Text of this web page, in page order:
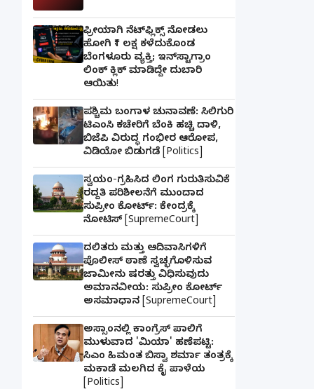
ಫ್ರೀಯಾಗಿ ನೆಟ್‌ಫ್ಲಿಕ್ಸ್ ನೋಡಲು
ಹೋಗಿ ₹1 ಲಕ್ಷ ಕಳೆದುಕೊಂಡ
ಬೆಂಗಳೂರು ವ್ಯಕ್ತಿ; ಇನ್‌ಸ್ಟಾಗ್ರಾಂ
ಲಿಂಕ್ ಕ್ಲಿಕ್ ಮಾಡಿದ್ದೇ ದುಬಾರಿ
ಆಯಿತು!
ಪಶ್ಚಿಮ ಬಂಗಾಳ ಚುನಾವಣೆ: ಸಿಲಿಗುರಿ
ಟಿಎಂಸಿ ಕಚೇರಿಗೆ ಬೆಂಕಿ ಹಚ್ಚಿ ದಾಳಿ,
ಬಿಜೆಪಿ ವಿರುದ್ಧ ಗಂಭೀರ ಆರೋಪ,
ವಿಡಿಯೋ ಬಿಡುಗಡೆ [Politics]
ಸ್ವಯಂ-ಗ್ರಹಿಸಿದ ಲಿಂಗ ಗುರುತಿಸುವಿಕೆ
ರದ್ದತಿ ಪರಿಶೀಲನೆಗೆ ಮುಂದಾದ
ಸುಪ್ರೀಂ ಕೋರ್ಟ್: ಕೇಂದ್ರಕ್ಕೆ
ನೋಟಿಸ್ [SupremeCourt]
ದಲಿತರು ಮತ್ತು ಆದಿವಾಸಿಗಳಿಗೆ
ಪೊಲೀಸ್ ಠಾಣೆ ಸ್ವಚ್ಛಗೊಳಿಸುವ
ಜಾಮೀನು ಷರತ್ತು ವಿಧಿಸುವುದು
ಅಮಾನವೀಯ: ಸುಪ್ರೀಂ ಕೋರ್ಟ್
ಅಸಮಾಧಾನ [SupremeCourt]
ಅಸ್ಸಾಂನಲ್ಲಿ ಕಾಂಗ್ರೆಸ್ ಪಾಲಿಗೆ
ಮುಳುವಾದ 'ಮಿಯಾ' ಹಣೆಪಟ್ಟಿ:
ಸಿಎಂ ಹಿಮಂತ ಬಿಸ್ವಾ ಶರ್ಮಾ ತಂತ್ರಕ್ಕೆ
ಮಕಾಡೆ ಮಲಗಿದ ಕೈ ಪಾಳೆಯ
[Politics]